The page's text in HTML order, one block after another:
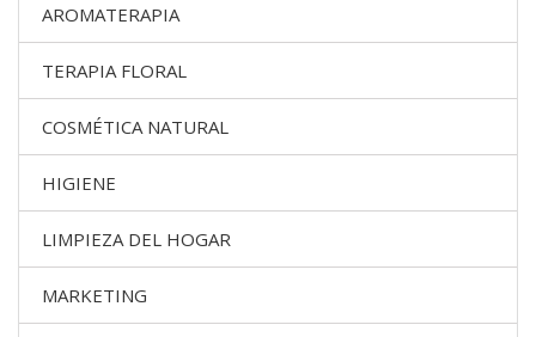
AROMATERAPIA
TERAPIA FLORAL
COSMÉTICA NATURAL
HIGIENE
LIMPIEZA DEL HOGAR
MARKETING